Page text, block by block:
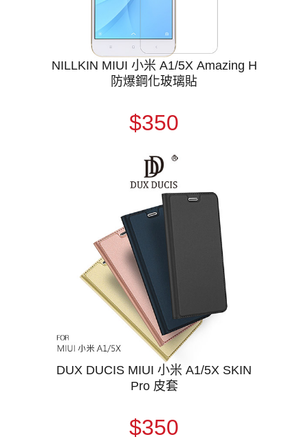
NILLKIN MIUI 小米 A1/5X Amazing H
防爆鋼化玻璃貼
$350
DUX DUCIS MIUI 小米 A1/5X SKIN
Pro 皮套
$350